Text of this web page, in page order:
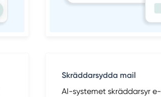
Skräddarsydda mail
AI-systemet skräddarsyr e-